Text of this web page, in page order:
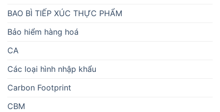
BAO BÌ TIẾP XÚC THỰC PHẨM
Bảo hiểm hàng hoá
CA
Các loại hình nhập khẩu
Carbon Footprint
CBM